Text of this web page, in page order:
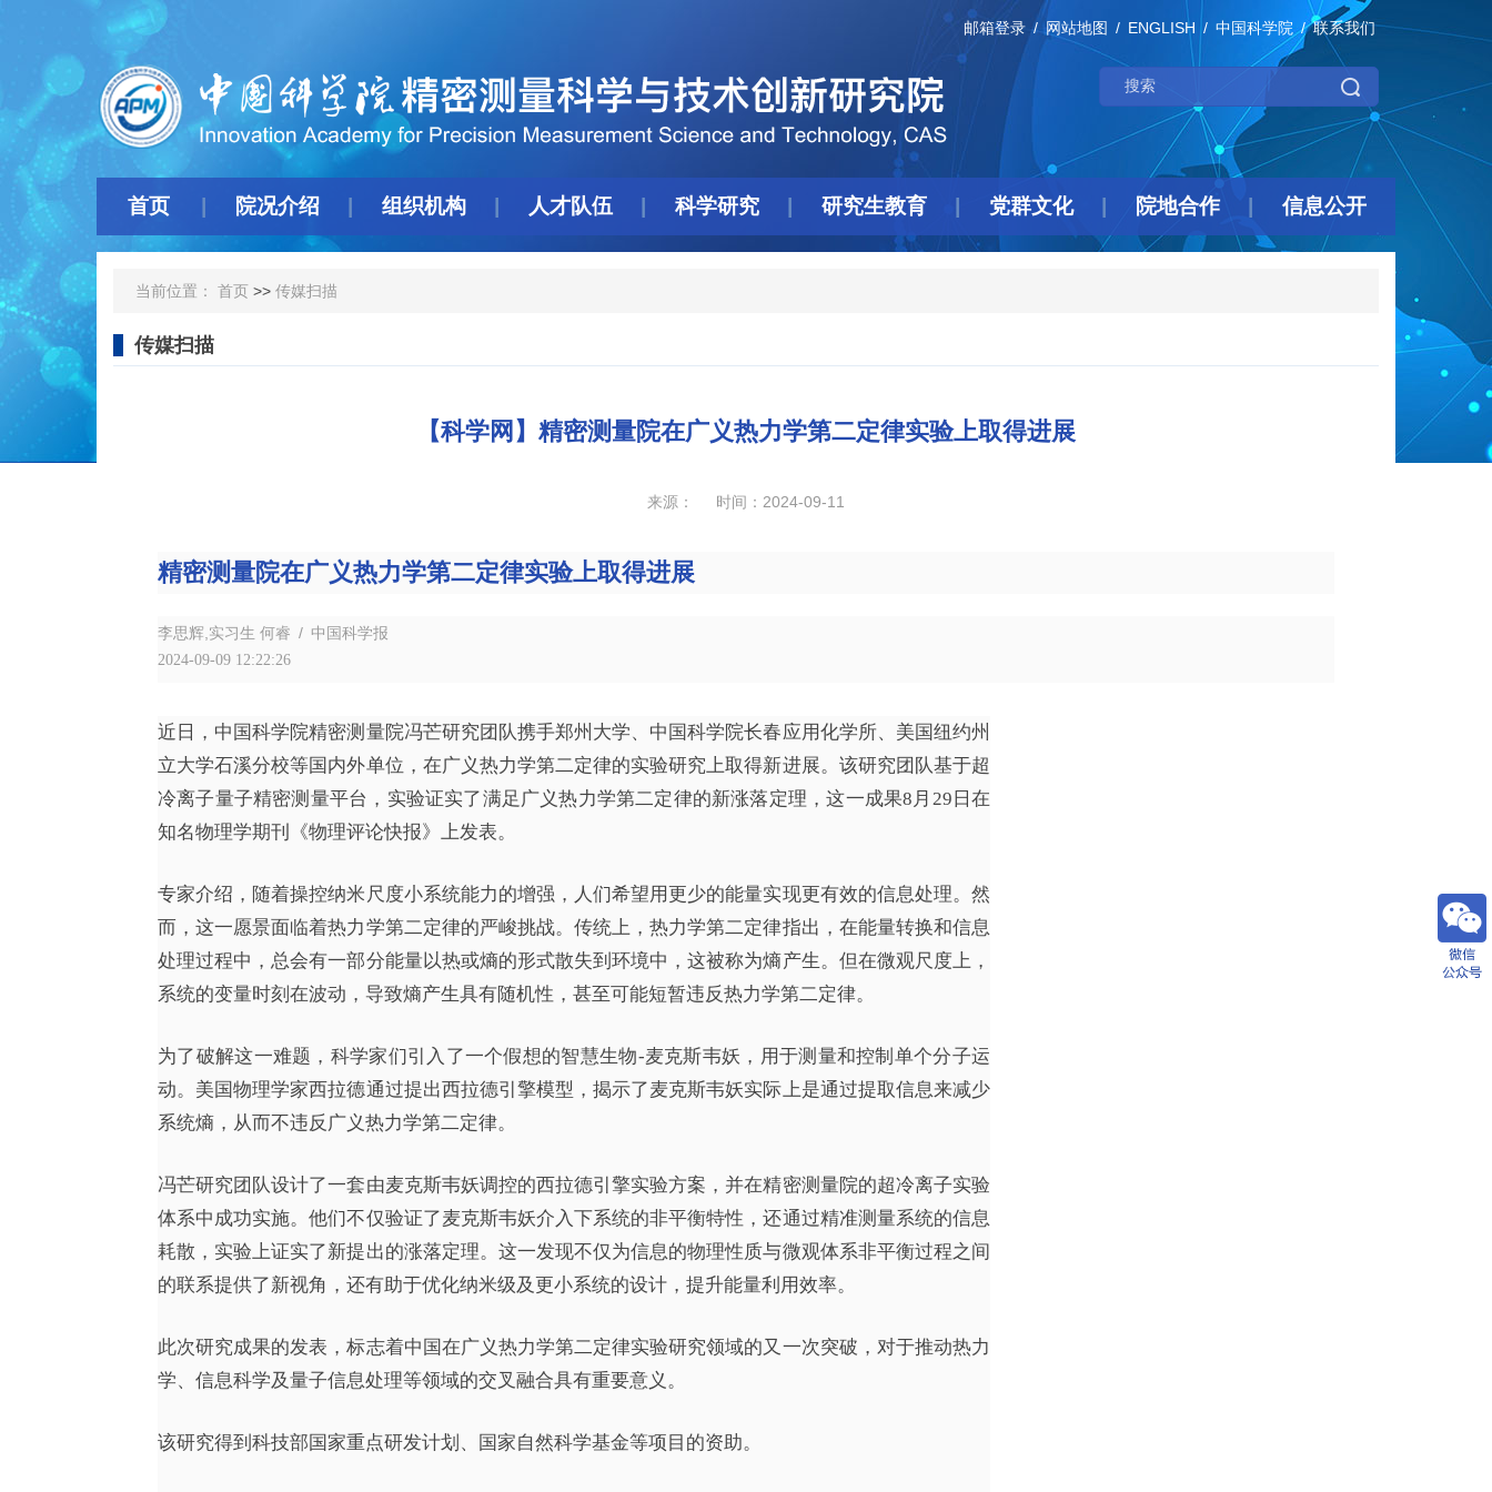
邮箱登录 网站地图 ENGLISH 中国科学院 联系我们
首页 院况介绍 组织机构 人才队伍 科学研究 研究生教育 党群文化 院地合作 信息公开
当前位置： 首页 >> 传媒扫描
传媒扫描
【科学网】精密测量院在广义热力学第二定律实验上取得进展
来源： 时间：2024-09-11
精密测量院在广义热力学第二定律实验上取得进展
李思辉,实习生 何睿 / 中国科学报
2024-09-09 12:22:26
近日，中国科学院精密测量院冯芒研究团队携手郑州大学、中国科学院长春应用化学所、美国纽约州
立大学石溪分校等国内外单位，在广义热力学第二定律的实验研究上取得新进展。该研究团队基于超
冷离子量子精密测量平台，实验证实了满足广义热力学第二定律的新涨落定理，这一成果8月29日在
知名物理学期刊《物理评论快报》上发表。
专家介绍，随着操控纳米尺度小系统能力的增强，人们希望用更少的能量实现更有效的信息处理。然
而，这一愿景面临着热力学第二定律的严峻挑战。传统上，热力学第二定律指出，在能量转换和信息
处理过程中，总会有一部分能量以热或熵的形式散失到环境中，这被称为熵产生。但在微观尺度上，
系统的变量时刻在波动，导致熵产生具有随机性，甚至可能短暂违反热力学第二定律。
为了破解这一难题，科学家们引入了一个假想的智慧生物-麦克斯韦妖，用于测量和控制单个分子运
动。美国物理学家西拉德通过提出西拉德引擎模型，揭示了麦克斯韦妖实际上是通过提取信息来减少
系统熵，从而不违反广义热力学第二定律。
冯芒研究团队设计了一套由麦克斯韦妖调控的西拉德引擎实验方案，并在精密测量院的超冷离子实验
体系中成功实施。他们不仅验证了麦克斯韦妖介入下系统的非平衡特性，还通过精准测量系统的信息
耗散，实验上证实了新提出的涨落定理。这一发现不仅为信息的物理性质与微观体系非平衡过程之间
的联系提供了新视角，还有助于优化纳米级及更小系统的设计，提升能量利用效率。
此次研究成果的发表，标志着中国在广义热力学第二定律实验研究领域的又一次突破，对于推动热力
学、信息科学及量子信息处理等领域的交叉融合具有重要意义。
该研究得到科技部国家重点研发计划、国家自然科学基金等项目的资助。